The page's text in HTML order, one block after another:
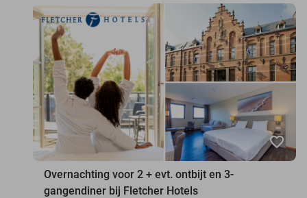
favorite_border
Overnachting voor 2 + evt. ontbijt en 3-
gangendiner bij Fletcher Hotels